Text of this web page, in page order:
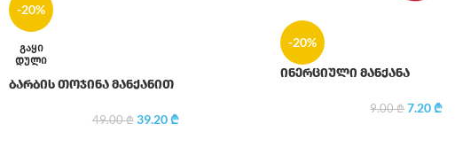
-20%
ᲒᲐᲧᲘ
ᲓᲣᲚᲘ
ბარბის თოჯინა მანქანით
49.00₾ 39.20₾
-20%
ინერციული მანქანა
9.00₾ 7.20₾